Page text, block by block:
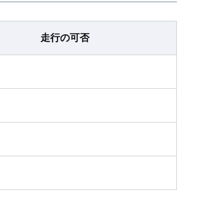
走行の可否